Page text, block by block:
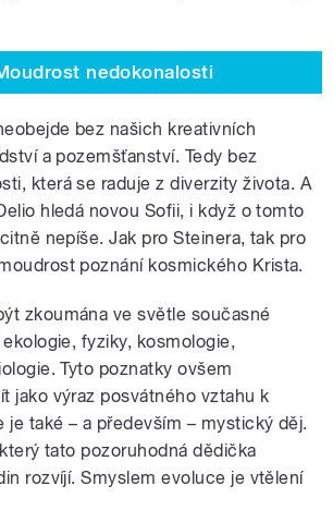
nedokonalosti
bez našich kreativních
a pozemšťanství. Tedy bez
která se raduje z diverzity života. A
hledá novou Sofii, i když o tomto
nepíše. Jak pro Steinera, tak pro
poznání kosmického Krista.
zkoumána ve světle současné
fyziky, kosmologie,
Tyto poznatky ovšem
jako výraz posvátného vztahu k
je také – a především – mystický děj.
tato pozoruhodná dědička
rozvíjí. Smyslem evoluce je vtělení